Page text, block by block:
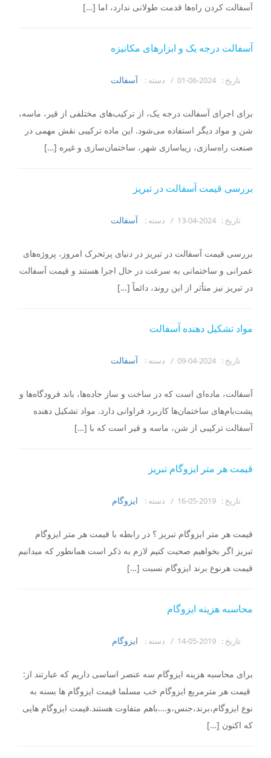
آسفالت کردن راه‌ها قدمت طولانی ندارد، اما […]
آسفالت درجه یک و ابزارهای مکانیزه
تاریخ : دسته : آسفالت
برای اجرای آسفالت درجه یک، از ترکیب‌های مختلفی از قیر، ماسه،
شن و مواد دیگر استفاده می‌شود. این ماده ترکیبی نقش مهمی در
صنعت راه‌سازی، زیباسازی شهر، ساختمان‌سازی و غیره […]
بررسی قیمت آسفالت در تبریز
تاریخ : دسته : آسفالت
بررسی قیمت آسفالت در تبریز در دنیای پرتحرک امروز، پروژه‌های
عمرانی و ساختمانی به سرعت در حال اجرا هستند و قیمت آسفالت
در تبریز نیز متأثر از این روند، دائماً […]
مواد تشکیل دهنده آسفالت
تاریخ : دسته : آسفالت
آسفالت، ماده‌ای است که در ساخت و ساز جاده‌ها، باند فرودگاه‌ها و
پشت‌بام‌های ساختمان‌ها کاربرد فراوانی دارد. مواد تشکیل دهنده
آسفالت ترکیبی از شن، ماسه و قیر است که با […]
قیمت هر متر ایزوگام تبریز
تاریخ : دسته : ایزوگام
قیمت هر متر ایزوگام تبریز ؟ در رابطه با قیمت هر متر ایزوگام
تبریز اگر بخواهیم صحبت کنیم لازم به ذکر است همانطور که میدانیم
قیمت هرنوع برند ایزوگام نسبت […]
محاسبه هزینه ایزوگام
تاریخ : دسته : ایزوگام
برای محاسبه هزینه ایزوگام سه عنصر اساسی داریم که عبارتند از:
قیمت هر مترمربع ایزوگام خب مسلما قیمت ایزوگام ها بسنه به
نوع ایزوگام،برند،جنس،و….باهم متفاوت هستند.قیمت ایزوگام هایی
که اکنون […]